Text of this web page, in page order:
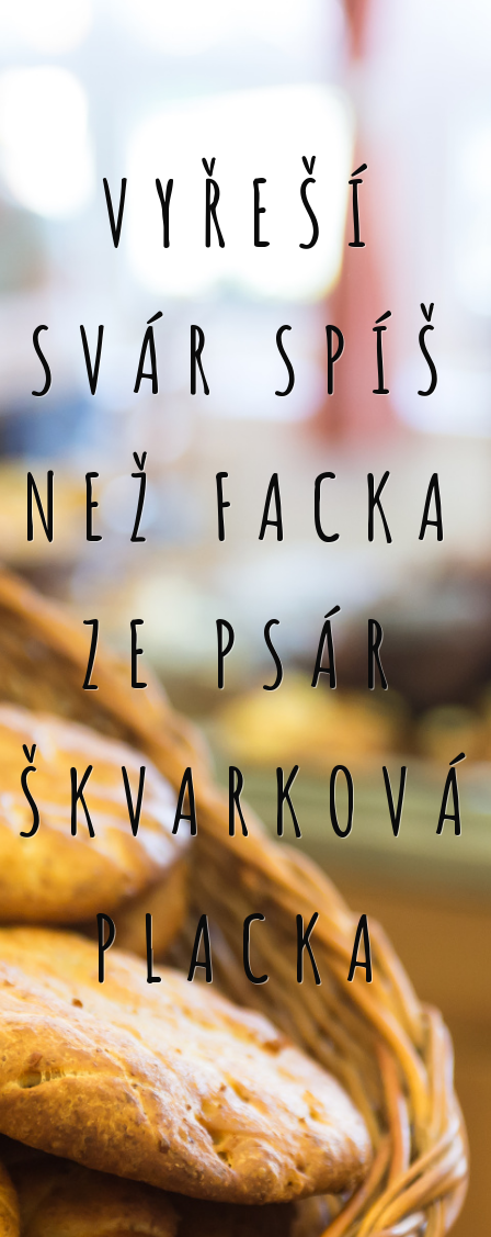
VYŘEŠÍ
SVÁR SPÍŠ
NEŽ FACKA
ZE PSÁR
ŠKVARKOVÁ
PLACKA